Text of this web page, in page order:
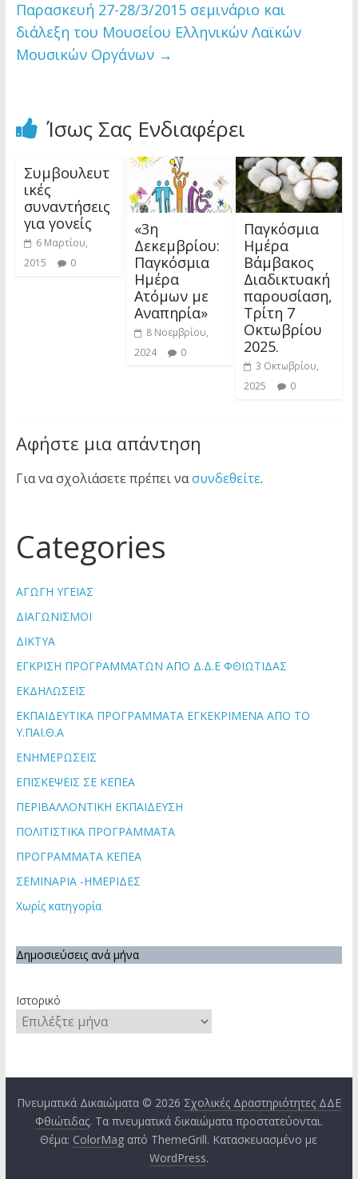
Παρασκευή 27-28/3/2015 σεμινάριο και
διάλεξη του Μουσείου Ελληνικών Λαϊκών
Μουσικών Οργάνων →
Ίσως Σας Ενδιαφέρει
Συμβουλευτ
ικές
συναντήσεις
για γονείς
6 Μαρτίου,
2015
0
«3η
Δεκεμβρίου:
Παγκόσμια
Ημέρα
Ατόμων με
Αναπηρία»
8 Νοεμβρίου,
2024
0
Παγκόσμια
Ημέρα
Βάμβακος
Διαδικτυακή
παρουσίαση,
Τρίτη 7
Οκτωβρίου
2025.
3 Οκτωβρίου,
2025
0
Αφήστε μια απάντηση
Για να σχολιάσετε πρέπει νασυνδεθείτε.
Categories
ΑΓΩΓΗ ΥΓΕΙΑΣ
ΔΙΑΓΩΝΙΣΜΟΙ
ΔΙΚΤΥΑ
ΕΓΚΡΙΣΗ ΠΡΟΓΡΑΜΜΑΤΩΝ ΑΠΟ Δ.Δ.Ε ΦΘΙΩΤΙΔΑΣ
ΕΚΔΗΛΩΣΕΙΣ
ΕΚΠΑΙΔΕΥΤΙΚΑ ΠΡΟΓΡΑΜΜΑΤΑ ΕΓΚΕΚΡΙΜΕΝΑ ΑΠΟ ΤΟ
Υ.ΠΑΙ.Θ.Α
ΕΝΗΜΕΡΩΣΕΙΣ
ΕΠΙΣΚΕΨΕΙΣ ΣΕ ΚΕΠΕΑ
ΠΕΡΙΒΑΛΛΟΝΤΙΚΗ ΕΚΠΑΙΔΕΥΣΗ
ΠΟΛΙΤΙΣΤΙΚΑ ΠΡΟΓΡΑΜΜΑΤΑ
ΠΡΟΓΡΑΜΜΑΤΑ ΚΕΠΕΑ
ΣΕΜΙΝΑΡΙΑ -ΗΜΕΡΙΔΕΣ
Χωρίς κατηγορία
Δημοσιεύσεις ανά μήνα
Ιστορικό
Πνευματικά Δικαιώματα © 2026 Σχολικές Δραστηριότητες ΔΔΕ
Φθιώτιδας. Τα πνευματικά δικαιώματα προστατεύονται.
Θέμα: ColorMag από ThemeGrill. Κατασκευασμένο με
WordPress.